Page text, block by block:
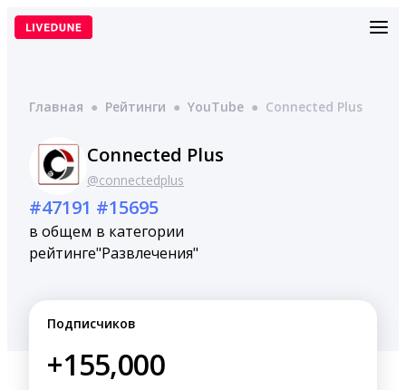
Перейти
Главная ● Рейтинги ● YouTube ● Connected Plus
Connected Plus
@connectedplus
#47191
в общем
рейтинге
#15695
в категории
"Развлечения"
Подписчиков
+155,000